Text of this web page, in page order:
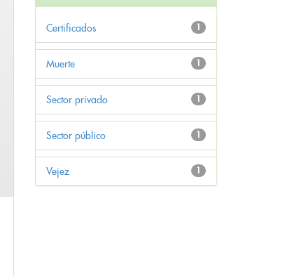
1
Certificados
1
Muerte
1
Sector privado
1
Sector público
1
Vejez